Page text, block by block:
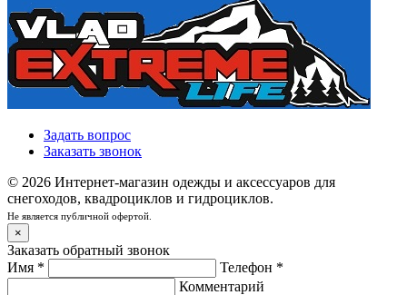
Задать вопрос
Заказать звонок
© 2026 Интернет-магазин одежды и аксессуаров для
снегоходов, квадроциклов и гидроциклов.
Не является публичной офертой.
×
Заказать обратный звонок
Имя * Телефон *
Комментарий